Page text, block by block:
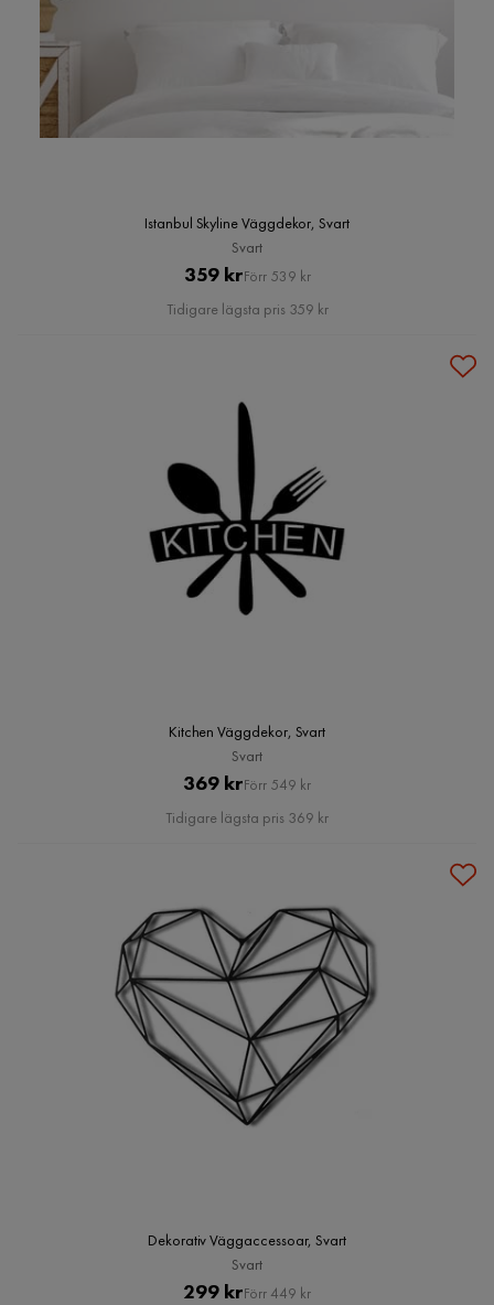
Istanbul Skyline Väggdekor, Svart
Svart
Pris
359 krOriginal
Pris
Förr 539 kr
Tidigare lägsta pris 359 kr
Kitchen Väggdekor, Svart
Svart
Pris
369 krOriginal
Pris
Förr 549 kr
Tidigare lägsta pris 369 kr
Dekorativ Väggaccessoar, Svart
Svart
Pris
299 krOriginal
Förr 449 kr